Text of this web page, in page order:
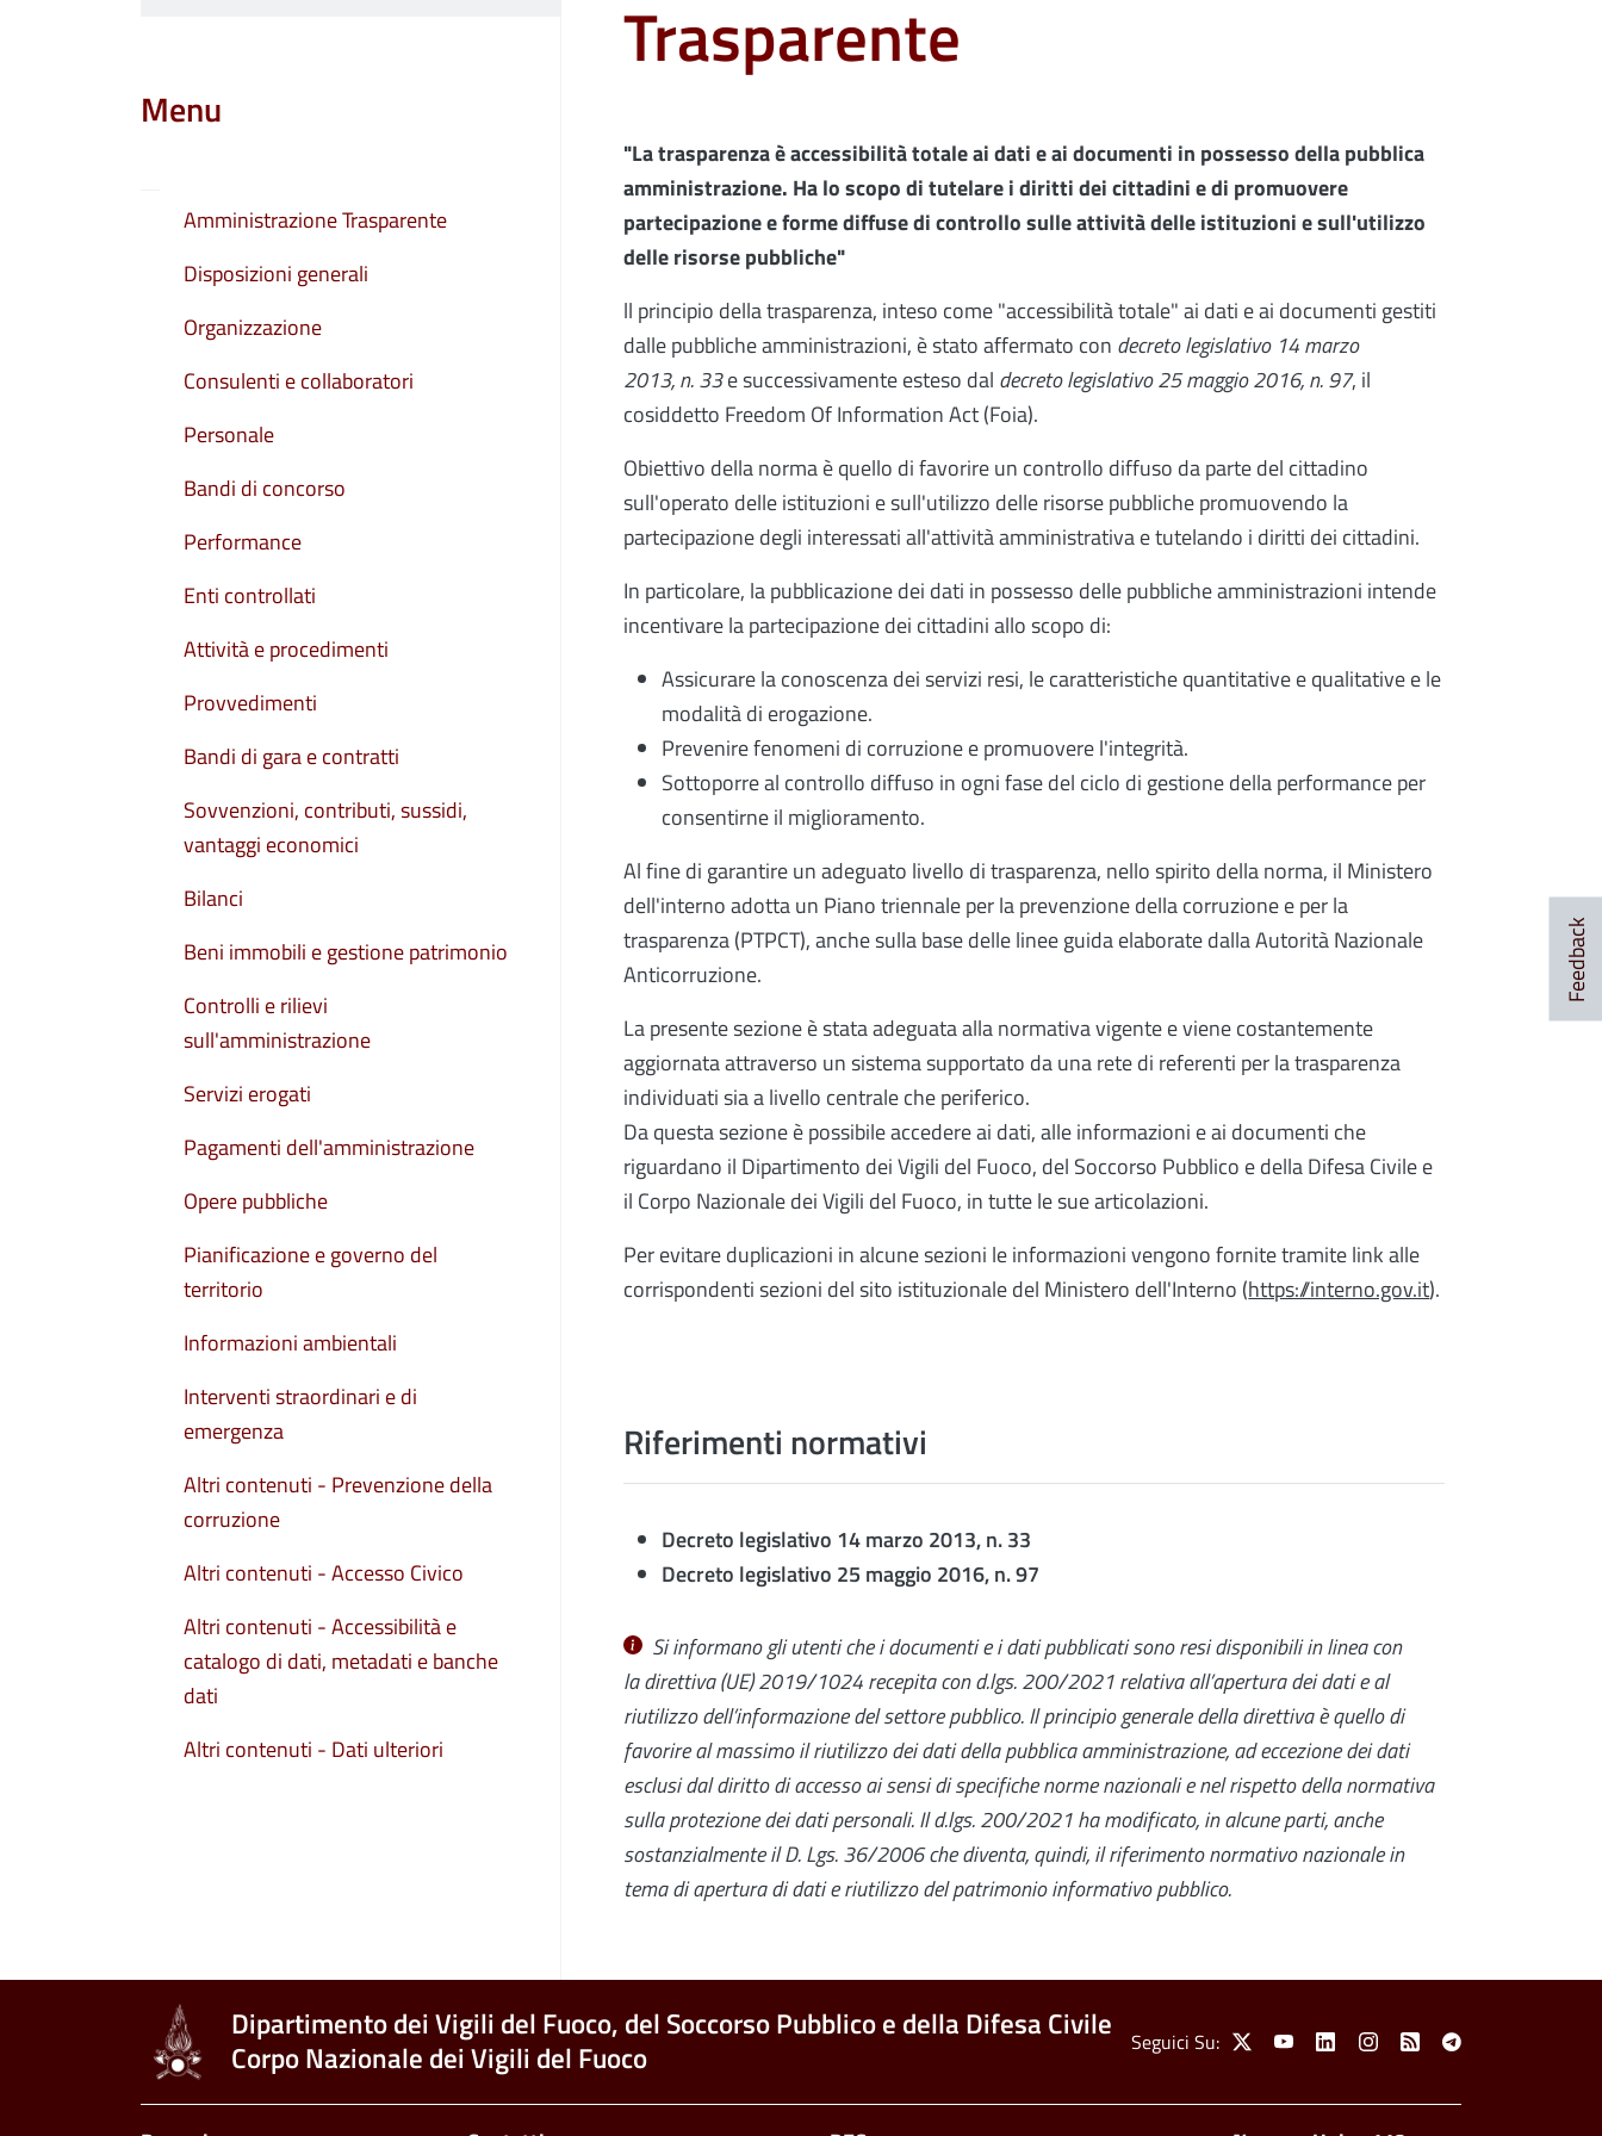
Trasparente
"La trasparenza è accessibilità totale ai dati e ai documenti in possesso della pubblica
amministrazione. Ha lo scopo di tutelare i diritti dei cittadini e di promuovere
partecipazione e forme diffuse di controllo sulle attività delle istituzioni e sull'utilizzo
delle risorse pubbliche"
ll principio della trasparenza, inteso come "accessibilità totale" ai dati e ai documenti gestiti
dalle pubbliche amministrazioni, è stato affermato con decreto legislativo 14 marzo
2013, n. 33e successivamente esteso dal decreto legislativo 25 maggio 2016, n. 97, il
cosiddetto Freedom Of Information Act (Foia).
Obiettivo della norma è quello di favorire un controllo diffuso da parte del cittadino
sull'operato delle istituzioni e sull'utilizzo delle risorse pubbliche promuovendo la
partecipazione degli interessati all'attività amministrativa e tutelando i diritti dei cittadini.
In particolare, la pubblicazione dei dati in possesso delle pubbliche amministrazioni intende
incentivare la partecipazione dei cittadini allo scopo di:
Assicurare la conoscenza dei servizi resi, le caratteristiche quantitative e qualitative e le
modalità di erogazione.
Prevenire fenomeni di corruzione e promuovere l'integrità.
Sottoporre al controllo diffuso in ogni fase del ciclo di gestione della performance per
consentirne il miglioramento.
Al fine di garantire un adeguato livello di trasparenza, nello spirito della norma, il Ministero
dell'interno adotta un Piano triennale per la prevenzione della corruzione e per la
trasparenza (PTPCT), anche sulla base delle linee guida elaborate dalla Autorità Nazionale
Anticorruzione.
La presente sezione è stata adeguata alla normativa vigente e viene costantemente
aggiornata attraverso un sistema supportato da una rete di referenti per la trasparenza
individuati sia a livello centrale che periferico.
Da questa sezione è possibile accedere ai dati, alle informazioni e ai documenti che
riguardano il Dipartimento dei Vigili del Fuoco, del Soccorso Pubblico e della Difesa Civile e
il Corpo Nazionale dei Vigili del Fuoco, in tutte le sue articolazioni.
Per evitare duplicazioni in alcune sezioni le informazioni vengono fornite tramite link alle
corrispondenti sezioni del sito istituzionale del Ministero dell'Interno (https://interno.gov.it).
Riferimenti normativi
Decreto legislativo 14 marzo 2013, n. 33
Decreto legislativo 25 maggio 2016, n. 97
Si informano gli utenti che i documenti e i dati pubblicati sono resi disponibili in linea con
ladirettiva (UE) 2019/1024recepita con d.lgs. 200/2021relativa all’apertura dei dati e al
riutilizzo dell’informazione del settore pubblico. Il principio generale della direttiva è quello di
favorire al massimo il riutilizzo dei dati della pubblica amministrazione, ad eccezione dei dati
esclusi dal diritto di accesso ai sensi di specifiche norme nazionali e nel rispetto della normativa
sulla protezione dei dati personali.Ild.lgs. 200/2021ha modificato, in alcune parti, anche
sostanzialmente il D. Lgs. 36/2006 chediventa, quindi, il riferimento normativo nazionale in
tema di apertura di dati e riutilizzo del patrimonio informativo pubblico.
Menu
Amministrazione Trasparente
Disposizioni generali
Organizzazione
Consulenti e collaboratori
Personale
Bandi di concorso
Performance
Enti controllati
Attività e procedimenti
Provvedimenti
Bandi di gara e contratti
Sovvenzioni, contributi, sussidi,
vantaggi economici
Bilanci
Beni immobili e gestione patrimonio
Controlli e rilievi
sull'amministrazione
Servizi erogati
Pagamenti dell'amministrazione
Opere pubbliche
Pianificazione e governo del
territorio
Informazioni ambientali
Interventi straordinari e di
emergenza
Altri contenuti - Prevenzione della
corruzione
Altri contenuti - Accesso Civico
Altri contenuti - Accessibilità e
catalogo di dati, metadati e banche
dati
Altri contenuti - Dati ulteriori
Feedback
Dipartimento dei Vigili del Fuoco, del Soccorso Pubblico e della Difesa Civile
Corpo Nazionale dei Vigili del Fuoco
Social Menu
Seguici Su: X YoutubeLinkedinInstagram
Feed Telegram